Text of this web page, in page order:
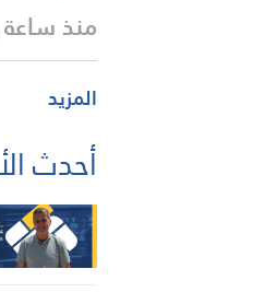
منذ
المزيد
أحدث